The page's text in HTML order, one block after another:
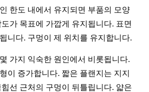
한도 내에서 유지되면 부품의 모양
가 목표에 가깝게 유지됩니다. 표면
니다. 구멍이 제 위치를 유지합니다.
가지 익숙한 원인에서 비롯됩니다.
이 증가합니다. 짧은 플랜지는 지지
선 근처의 구멍이 뒤틀립니다. 얇은